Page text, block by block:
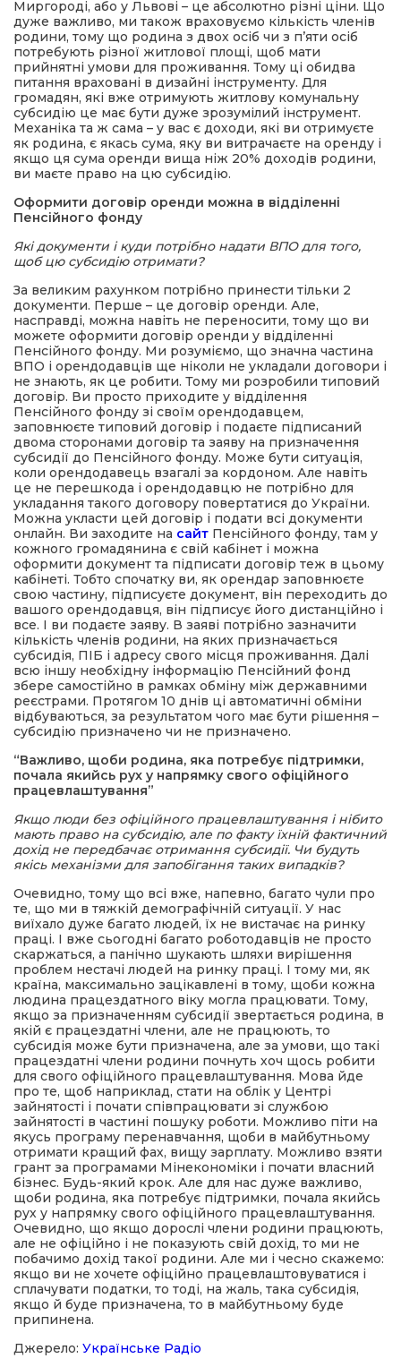
Миргороді, або у Львові – це абсолютно різні ціни. Що
дуже важливо, ми також враховуємо кількість членів
родини, тому що родина з двох осіб чи з п’яти осіб
потребують різної житлової площі, щоб мати
прийнятні умови для проживання. Тому ці обидва
питання враховані в дизайні інструменту. Для
громадян, які вже отримують житлову комунальну
субсидію це має бути дуже зрозумілий інструмент.
Механіка та ж сама – у вас є доходи, які ви отримуєте
як родина, є якась сума, яку ви витрачаєте на оренду і
якщо ця сума оренди вища ніж 20% доходів родини,
ви маєте право на цю субсидію.
Оформити договір оренди можна в відділенні
Пенсійного фонду
Які документи і куди потрібно надати ВПО для того,
щоб цю субсидію отримати?
За великим рахунком потрібно принести тільки 2
документи. Перше – це договір оренди. Але,
насправді, можна навіть не переносити, тому що ви
можете оформити договір оренди у відділенні
Пенсійного фонду. Ми розуміємо, що значна частина
ВПО і орендодавців ще ніколи не укладали договори і
не знають, як це робити. Тому ми розробили типовий
договір. Ви просто приходите у відділення
Пенсійного фонду зі своїм орендодавцем,
заповнюєте типовий договір і подаєте підписаний
двома сторонами договір та заяву на призначення
субсидії до Пенсійного фонду. Може бути ситуація,
коли орендодавець взагалі за кордоном. Але навіть
це не перешкода і орендодавцю не потрібно для
укладання такого договору повертатися до України.
Можна укласти цей договір і подати всі документи
онлайн. Ви заходите на сайт Пенсійного фонду, там у
кожного громадянина є свій кабінет і можна
оформити документ та підписати договір теж в цьому
кабінеті. Тобто спочатку ви, як орендар заповнюєте
свою частину, підписуєте документ, він переходить до
вашого орендодавця, він підписує його дистанційно і
все. І ви подаєте заяву. В заяві потрібно зазначити
кількість членів родини, на яких призначається
субсидія, ПІБ і адресу свого місця проживання. Далі
всю іншу необхідну інформацію Пенсійний фонд
збере самостійно в рамках обміну між державними
реєстрами. Протягом 10 днів ці автоматичні обміни
відбуваються, за результатом чого має бути рішення –
субсидію призначено чи не призначено.
“Важливо, щоби родина, яка потребує підтримки,
почала якийсь рух у напрямку свого офіційного
працевлаштування”
Якщо люди без офіційного працевлаштування і нібито
мають право на субсидію, але по факту їхній фактичний
дохід не передбачає отримання субсидії. Чи будуть
якісь механізми для запобігання таких випадків?
Очевидно, тому що всі вже, напевно, багато чули про
те, що ми в тяжкій демографічній ситуації. У нас
виїхало дуже багато людей, їх не вистачає на ринку
праці. І вже сьогодні багато роботодавців не просто
скаржаться, а панічно шукають шляхи вирішення
проблем нестачі людей на ринку праці. І тому ми, як
країна, максимально зацікавлені в тому, щоби кожна
людина працездатного віку могла працювати. Тому,
якщо за призначенням субсидії звертається родина, в
якій є працездатні члени, але не працюють, то
субсидія може бути призначена, але за умови, що такі
працездатні члени родини почнуть хоч щось робити
для свого офіційного працевлаштування. Мова йде
про те, щоб наприклад, стати на облік у Центрі
зайнятості і почати співпрацювати зі службою
зайнятості в частині пошуку роботи. Можливо піти на
якусь програму перенавчання, щоби в майбутньому
отримати кращий фах, вищу зарплату. Можливо взяти
грант за програмами Мінекономіки і почати власний
бізнес. Будь-який крок. Але для нас дуже важливо,
щоби родина, яка потребує підтримки, почала якийсь
рух у напрямку свого офіційного працевлаштування.
Очевидно, що якщо дорослі члени родини працюють,
але не офіційно і не показують свій дохід, то ми не
побачимо дохід такої родини. Але ми і чесно скажемо:
якщо ви не хочете офіційно працевлаштовуватися і
сплачувати податки, то тоді, на жаль, така субсидія,
якщо й буде призначена, то в майбутньому буде
припинена.
Джерело: Українське Радіо